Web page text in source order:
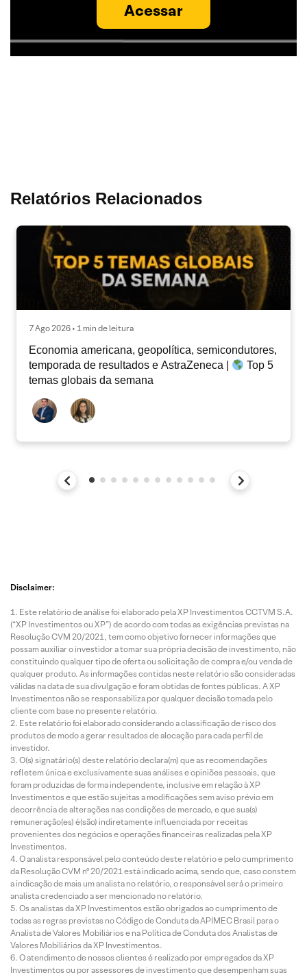
Acessar
Relatórios Relacionados
7 Ago 2026 • 1 min de leitura
Economia americana, geopolítica, semicondutores,
temporada de resultados e AstraZeneca |
Top 5
temas globais da semana
Disclaimer:
Este relatório de análise foi elaborado pela XP Investimentos CCTVM S.A.
(“XP Investimentos ou XP”) de acordo com todas as exigências previstas na
Resolução CVM 20/2021, tem como objetivo fornecer informações que
possam auxiliar o investidor a tomar sua própria decisão de investimento, não
constituindo qualquer tipo de oferta ou solicitação de compra e/ou venda de
qualquer produto. As informações contidas neste relatório são consideradas
válidas na data de sua divulgação e foram obtidas de fontes públicas. A XP
Investimentos não se responsabiliza por qualquer decisão tomada pelo
cliente com base no presente relatório.
Este relatório foi elaborado considerando a classificação de risco dos
produtos de modo a gerar resultados de alocação para cada perfil de
investidor.
O(s) signatário(s) deste relatório declara(m) que as recomendações
refletem única e exclusivamente suas análises e opiniões pessoais, que
foram produzidas de forma independente, inclusive em relação à XP
Investimentos e que estão sujeitas a modificações sem aviso prévio em
decorrência de alterações nas condições de mercado, e que sua(s)
remuneração(es) é(são) indiretamente influenciada por receitas
provenientes dos negócios e operações financeiras realizadas pela XP
Investimentos.
O analista responsável pelo conteúdo deste relatório e pelo cumprimento
da Resolução CVM nº 20/2021 está indicado acima, sendo que, caso constem
a indicação de mais um analista no relatório, o responsável será o primeiro
analista credenciado a ser mencionado no relatório.
Os analistas da XP Investimentos estão obrigados ao cumprimento de
todas as regras previstas no Código de Conduta da APIMEC Brasil para o
Analista de Valores Mobiliários e na Política de Conduta dos Analistas de
Valores Mobiliários da XP Investimentos.
O atendimento de nossos clientes é realizado por empregados da XP
Investimentos ou por assessores de investimento que desempenham suas